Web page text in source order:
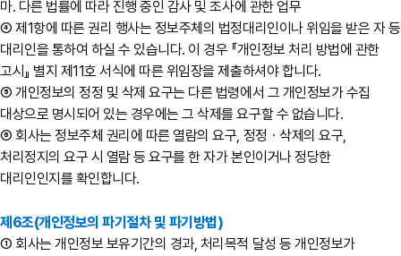
마. 다른 법률에 따라 진행 중인 감사 및 조사에 관한 업무
④ 제1항에 따른 권리 행사는 정보주체의 법정대리인이나 위임을 받은 자 등
대리인을 통하여 하실 수 있습니다. 이 경우 『개인정보 처리 방법에 관한
고시』 별지 제11호 서식에 따른 위임장을 제출하셔야 합니다.
⑤ 개인정보의 정정 및 삭제 요구는 다른 법령에서 그 개인정보가 수집
대상으로 명시되어 있는 경우에는 그 삭제를 요구할 수 없습니다.
⑥ 회사는 정보주체 권리에 따른 열람의 요구, 정정ㆍ삭제의 요구,
처리정지의 요구 시 열람 등 요구를 한 자가 본인이거나 정당한
대리인인지를 확인합니다.
제6조(개인정보의 파기절차 및 파기방법)
① 회사는 개인정보 보유기간의 경과, 처리목적 달성 등 개인정보가